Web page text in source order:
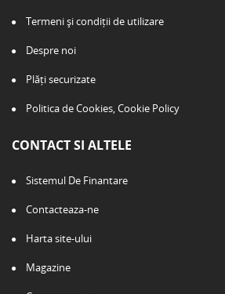
Termeni și condiții de utilizare
Despre noi
Plăți securizate
Politica de Cookies, Cookie Policy
CONTACT SI ALTELE
Sistemul De Finantare
Contacteaza-ne
Harta site-ului
Magazine